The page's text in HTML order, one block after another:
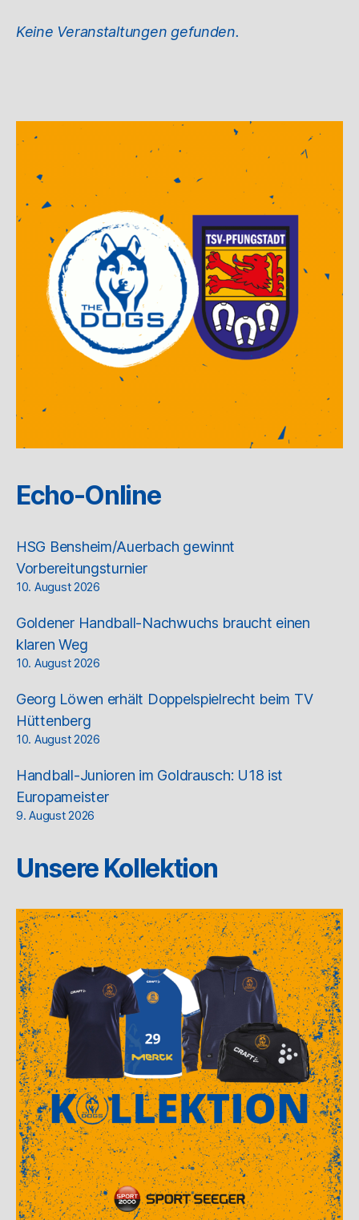
Keine Veranstaltungen gefunden.
Echo-Online
HSG Bensheim/Auerbach gewinnt
Vorbereitungsturnier
10. August 2026
Goldener Handball-Nachwuchs braucht einen
klaren Weg
10. August 2026
Georg Löwen erhält Doppelspielrecht beim TV
Hüttenberg
10. August 2026
Handball-Junioren im Goldrausch: U18 ist
Europameister
9. August 2026
Unsere Kollektion